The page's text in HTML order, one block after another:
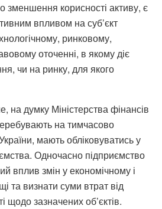
зменшення корисності активу, є
впливом на суб’єкт
ринковому,
оточенні, в якому діє
чи на ринку, для якого
на думку Міністерства фінансів
на тимчасово
мають обліковуватись у
Одночасно підприємство
вплив змін у економічному і
та визнати суми втрат від
щодо зазначених об’єктів.